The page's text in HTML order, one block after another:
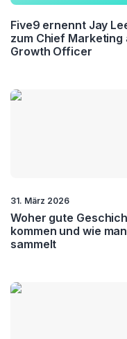
Five9 ernennt Jay
zum Chief Marketing
Growth Officer
31. März 2026
Woher gute
kommen und wie
sammelt